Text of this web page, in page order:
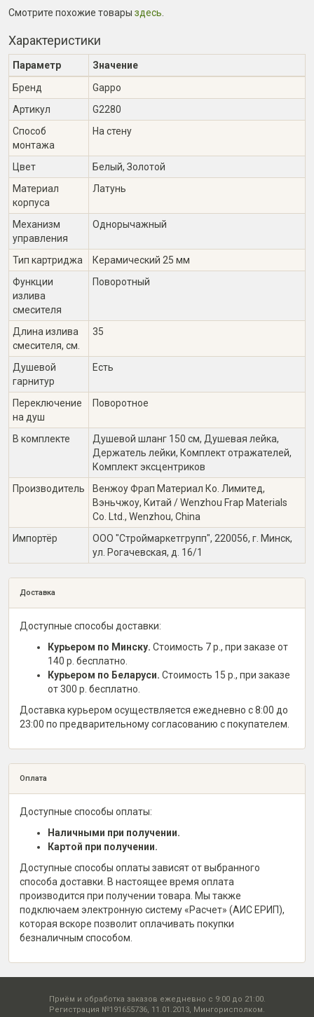
Смотрите похожие товары здесь
Характеристики
Параметр
Значение
Бренд
Gappo
Артикул
G2280
Способ
монтажа
На стену
Цвет
Белый, Золотой
Материал
корпуса
Латунь
Механизм
управления
Однорычажный
Тип картриджа
Керамический 25 мм
Функции
излива
смесителя
Поворотный
Длина излива
смесителя, см.
35
Душевой
гарнитур
Есть
Переключение
на душ
Поворотное
В комплекте
Душевой шланг 150 см, Душевая лейка,
Держатель лейки, Комплект отражателей,
Комплект эксцентриков
Производитель
Венжоу Фрап Материал Ко. Лимитед,
Вэньчжоу, Китай / Wenzhou Frap Materials
Co. Ltd., Wenzhou, China
Импортёр
ООО "Строймаркетгрупп", 220056, г. Минск,
ул. Рогачевская, д. 16/1
Доставка
Доступные способы доставки:
Курьером по Минску. Стоимость 7 р., при заказе от
140 р. бесплатно.
Курьером по Беларуси. Стоимость 15 р., при заказе
от 300 р. бесплатно.
Доставка курьером осуществляется ежедневно с 8:00 до
23:00 по предварительному согласованию с покупателем.
Оплата
Доступные способы оплаты:
Наличными при получении.
Картой при получении.
Доступные способы оплаты зависят от выбранного
способа доставки. В настоящее время оплата
производится при получении товара. Мы также
подключаем электронную систему «Расчет» (АИС ЕРИП),
которая вскоре позволит оплачивать покупки
безналичным способом.
Приём и обработка заказов ежедневно с 9:00 до 21:00.
Регистрация №191655736, 11.01.2013, Мингорисполком.